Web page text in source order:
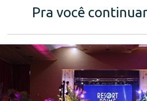
Pra você